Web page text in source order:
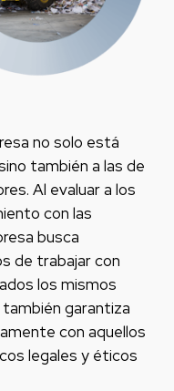
no solo está
también a las de
Al evaluar a los
con las
busca
de trabajar con
los mismos
garantiza
con aquellos
legales y éticos